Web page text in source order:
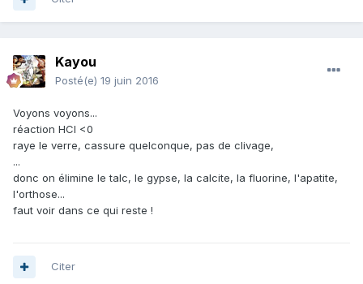
Kayou
Posté(e) 19 juin 2016
Voyons voyons...
réaction HCl <0
raye le verre, cassure quelconque, pas de clivage,
...
donc on élimine le talc, le gypse, la calcite, la fluorine, l'apatite,
l'orthose...
faut voir dans ce qui reste !
Citer